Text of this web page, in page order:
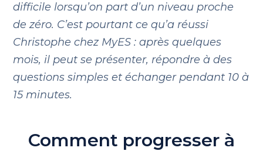
difficile lorsqu’on part d’un niveau proche
de zéro. C’est pourtant ce qu’a réussi
Christophe chez MyES : après quelques
mois, il peut se présenter, répondre à des
questions simples et échanger pendant 10 à
15 minutes.
Comment progresser à